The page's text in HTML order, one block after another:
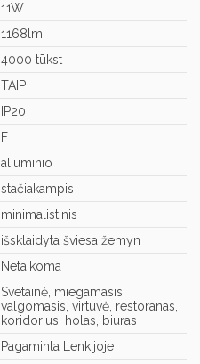
11W
1168lm
4000 tūkst
TAIP
IP20
F
aliuminio
stačiakampis
minimalistinis
išsklaidyta šviesa žemyn
Netaikoma
Svetainė, miegamasis,
valgomasis, virtuvė, restoranas,
koridorius, holas, biuras
Pagaminta Lenkijoje